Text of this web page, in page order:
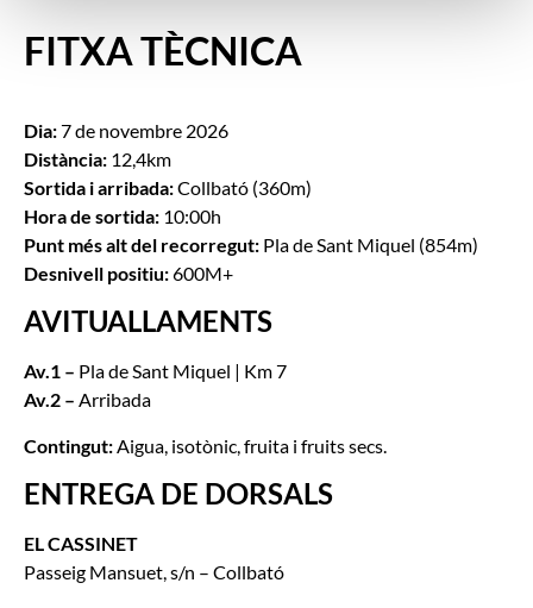
FITXA TÈCNICA
Dia:7 de novembre 2026
Distància: 12,4km
Sortida i arribada:Collbató (360m)
Hora de sortida: 10:00h
Punt més alt del recorregut: Pla de Sant Miquel (854m)
Desnivell positiu:600M+
AVITUALLAMENTS
Av.1 – Pla de Sant Miquel | Km 7
Av.2 – Arribada
Contingut:Aigua, isotònic, fruita i fruits secs.
ENTREGA DE DORSALS
EL CASSINET
Passeig Mansuet, s/n – Collbató